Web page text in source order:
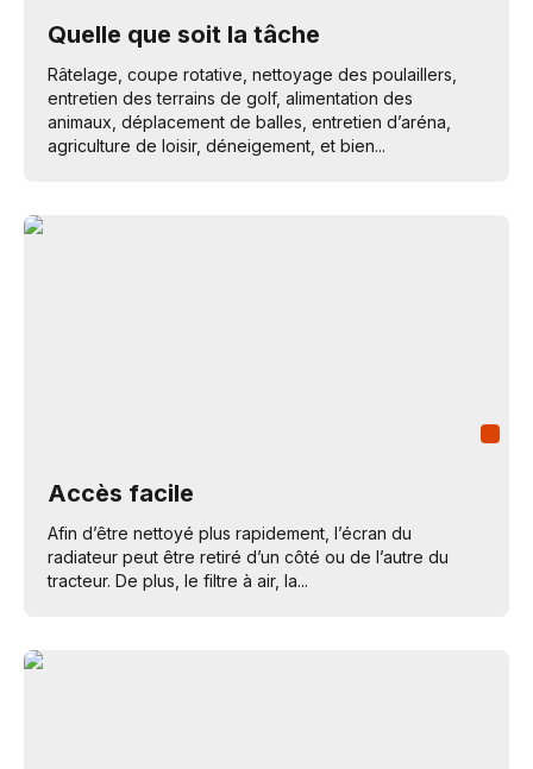
Quelle que soit la tâche
Râtelage, coupe rotative, nettoyage des poulaillers,
entretien des terrains de golf, alimentation des
animaux, déplacement de balles, entretien d’aréna,
agriculture de loisir, déneigement, et bien...
Accès facile
Afin d’être nettoyé plus rapidement, l’écran du
radiateur peut être retiré d’un côté ou de l’autre du
tracteur. De plus, le filtre à air, la...